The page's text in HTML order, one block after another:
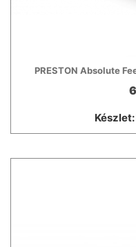
PRESTON Absolute
Készlet: